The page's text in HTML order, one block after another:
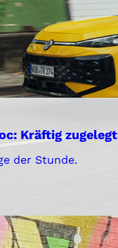
Kräftig zugelegt
der Stunde.